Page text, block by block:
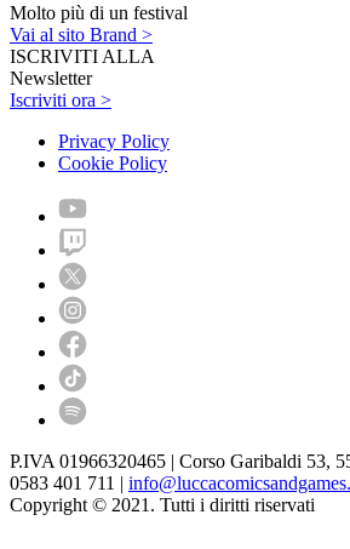
Molto più di un festival
Vai al sito Brand >
ISCRIVITI ALLA
Newsletter
Iscriviti ora >
Privacy Policy
Cookie Policy
P.IVA 01966320465 | Corso Garibaldi 53,
0583 401 711 |
Copyright © 2021. Tutti i diritti riservati